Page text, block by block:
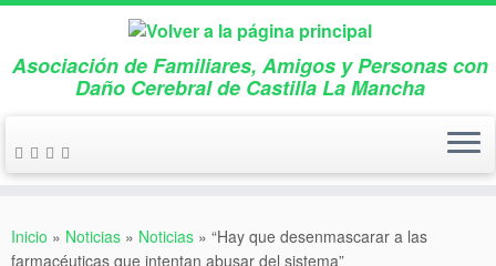
contenido
Asociación de Familiares, Amigos y Personas con
Daño Cerebral de Castilla La Mancha
Inicio » Noticias » Noticias » “Hay que desenmascarar a las
farmacéuticas que intentan abusar del sistema”